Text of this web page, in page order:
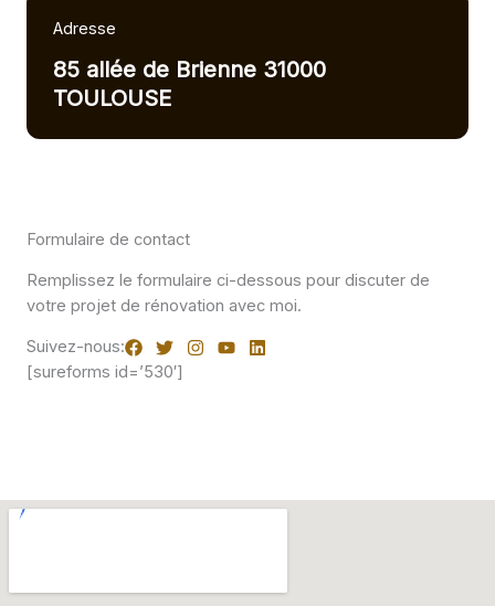
Adresse
85 allée de Brienne 31000
TOULOUSE
Formulaire de contact
Remplissez le formulaire ci-dessous pour discuter de
votre projet de rénovation avec moi.
Suivez-nous:
[sureforms id=’530′]